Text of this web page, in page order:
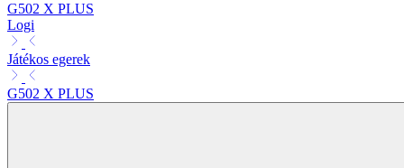
G502 X PLUS
Logi
Játékos egerek
G502 X PLUS